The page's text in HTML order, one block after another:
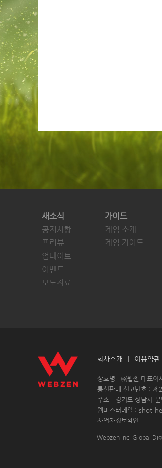
새소식
공지사항
프리뷰
업데이트
이벤트
보도자료
가이드
게임 소개
게임 가이드
회사소개 | 이용약관
상호명 : ㈜웹젠 대표
통신판매 신고번호 :
주소 : 경기도 성남시
웹마스터메일 : shot-
사업자정보확인
Webzen Inc. Global